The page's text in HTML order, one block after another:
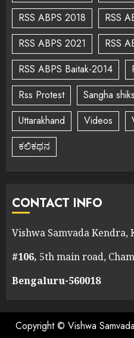
RSS ABPS 2018
RSS
RSS ABPS 2021
RSS
RSS ABPS Baitak-2014
Rss Protest
Sangha
Uttarakhand
Videos
ಕಲಿಕಥನ
CONTACT INFO
Vishwa Samvada Kendra,
#106, 5th main road,
Bengaluru-560018
Copyright © Vishwa